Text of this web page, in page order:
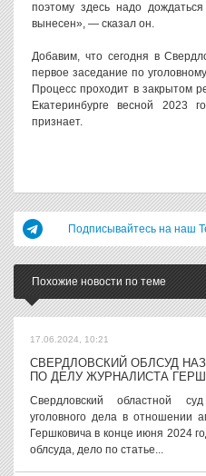
поэтому здесь надо
вынесен», — сказал он.
Добавим, что сегодня в
первое заседание по
Процесс проходит в закрытом
Екатеринбурге весной
признает.
Подписывайтесь на наш
Похожие новости по теме
17.06.2024, 10:21
СВЕРДЛОВСКИЙ ОБЛСУД
ПО ДЕЛУ ЖУРНАЛИСТА
Свердловский областной
уголовного дела в отношении
Гершковича в конце июня 2024
облсуда, дело по статье...